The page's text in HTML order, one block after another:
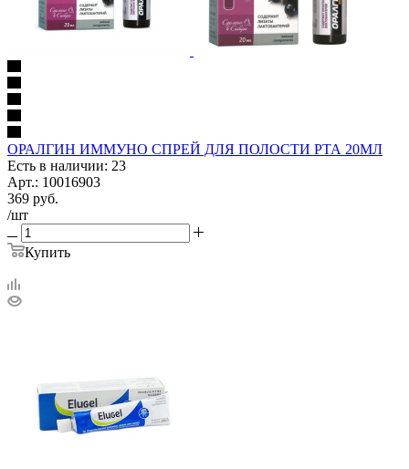
ОРАЛГИН ИММУНО СПРЕЙ ДЛЯ ПОЛОСТИ РТА 20МЛ
Есть в наличии: 23
Арт.: 10016903
369 руб.
/шт
Купить